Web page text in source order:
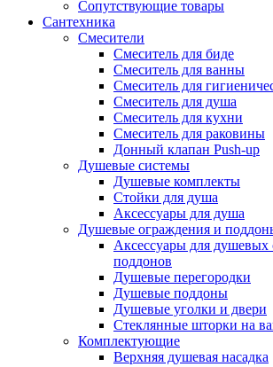
Сопутствующие товары
Сантехника
Смесители
Смеситель для биде
Смеситель для ванны
Смеситель для
Смеситель для душа
Смеситель для кухни
Смеситель для раковины
Донный клапан Push-up
Душевые системы
Душевые комплекты
Стойки для душа
Аксессуары для душа
Душевые ограждения и
Аксессуары для душевых
поддонов
Душевые перегородки
Душевые поддоны
Душевые уголки и двери
Стеклянные шторки на
Комплектующие
Верхняя душевая насадка